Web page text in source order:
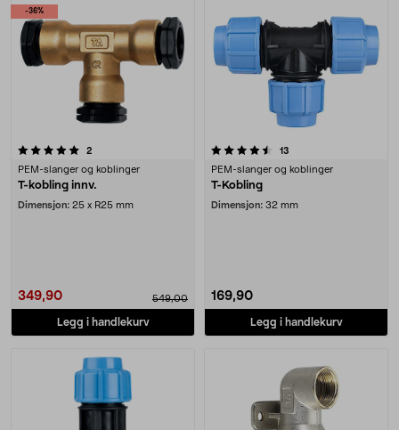
-36%
2anmeldelser
PEM-slanger og koblinger
T-kobling innv.
Dimensjon: 25 x R25 mm
349,90 549,00
Legg i handlekurv
4.5 av 5 stjerner 13
PEM-slanger og koblinger
T-Kobling
Dimensjon: 32 mm
169,90
Legg i handlekurv